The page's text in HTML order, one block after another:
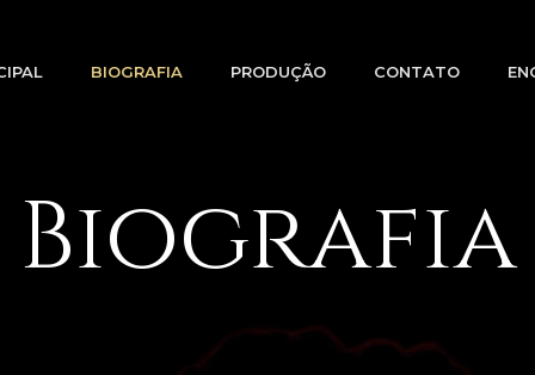
BIOGRAFIA PRODUÇÃO CONTATO
Biografia